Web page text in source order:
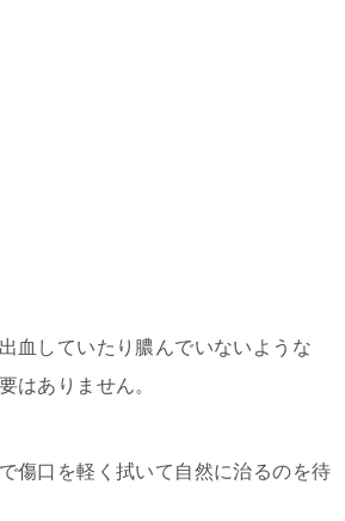
血していたり膿んでいないような
はありません。
傷口を軽く拭いて自然に治るのを待